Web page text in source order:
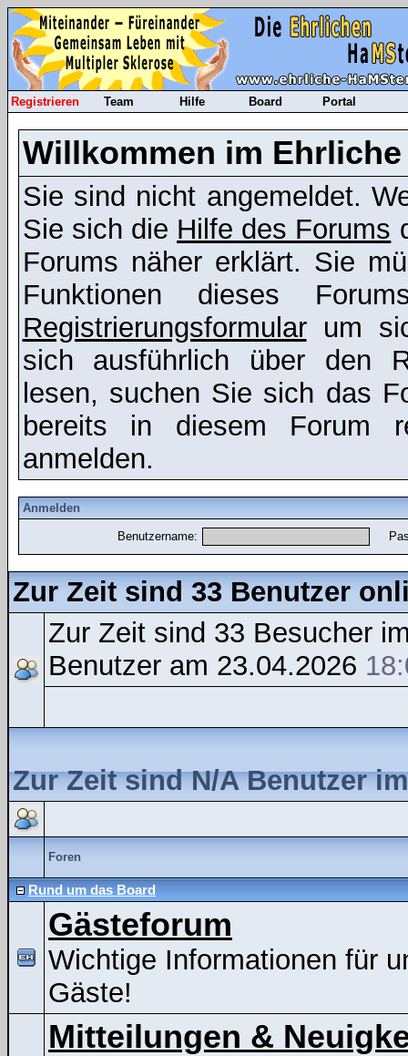
Registrieren Team Hilfe Board Portal
Willkommen im
Sie sind nicht angemeldet.
Sie sich die Hilfe des Forums
Forums näher erklärt. Sie
Funktionen dieses
Registrierungsformularum
sich ausführlich über den
lesen, suchen Sie sich das
bereits in diesem Forum
anmelden.
Anmelden
Benutzername:
Zur Zeit sind 33 Benutzer
Zur Zeit sind 33 Besucher
Benutzer am 23.04.2026
Zur Zeit sind N/A Benutzer
Foren
Rund um das Board
Gästeforum
Wichtige Informationen für
Gäste!
Mitteilungen &